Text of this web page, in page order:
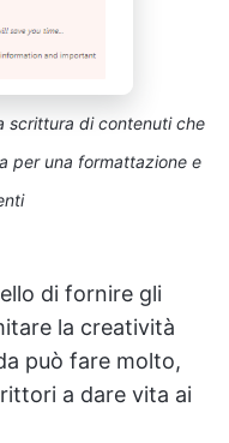
scrittura di contenuti che
per una formattazione e
di fornire gli
la creatività
può fare molto,
a dare vita ai